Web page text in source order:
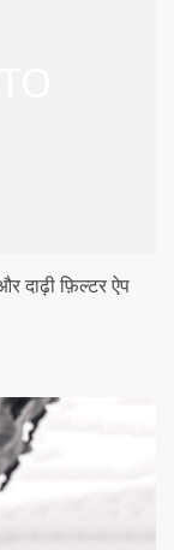
दाढ़ी फ़िल्टर ऐप